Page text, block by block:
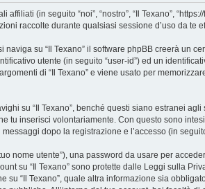
(in seguito “noi”, “nostro”, “Il Texano”,
raccolte durante qualsiasi sessione d’uso da te
su “Il Texano” il software phpBB creerà un
utente (in seguito “user-id”) ed un
di “Il Texano” e viene usato per
su “Il Texano”, benché questi siano estranei
tu inserisci volontariamente. Con questo sono
dopo la registrazione e l’accesso (in
nome utente”), una password da usare per
su “Il Texano” sono protette dalle Leggi sulla
“Il Texano”, quale altra informazione sia